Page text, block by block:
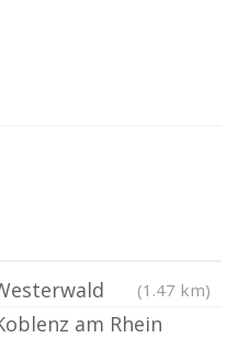
(1.47 km)
am Rhein